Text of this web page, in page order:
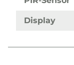
Display